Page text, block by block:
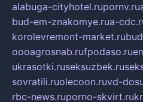
alabuga-cityhotel.rupornv.ru
bud-em-znakomye.rua-
korolevremont-market.ru
oooagrosnab.rufpodaso.ru
ukrasotki.ruseksuzbek.ru
sovratili.ruolecoon.ruvd-
rbc-news.ruporno-skvirt.ru